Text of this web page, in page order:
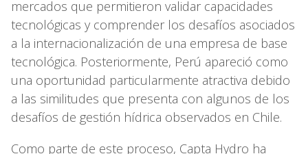
mercados que permitieron validar capacidades
tecnológicas y comprender los desafíos asociados
a la internacionalización de una empresa de base
tecnológica. Posteriormente, Perú apareció como
una oportunidad particularmente atractiva debido
a las similitudes que presenta con algunos de los
desafíos de gestión hídrica observados en Chile.
Como parte de este proceso, Capta Hydro ha